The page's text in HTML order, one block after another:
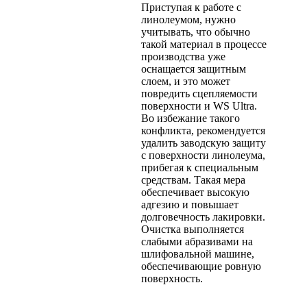
Приступая к работе с
линолеумом, нужно
учитывать, что обычно
такой материал в процессе
производства уже
оснащается защитным
слоем, и это может
повредить сцепляемости
поверхности и WS Ultra.
Во избежание такого
конфликта, рекомендуется
удалить заводскую защиту
с поверхности линолеума,
прибегая к специальным
средствам. Такая мера
обеспечивает высокую
адгезию и повышает
долговечность лакировки.
Очистка выполняется
слабыми абразивами на
шлифовальной машине,
обеспечивающие ровную
поверхность.